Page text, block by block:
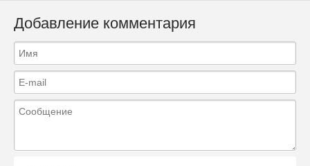
Добавление комментария